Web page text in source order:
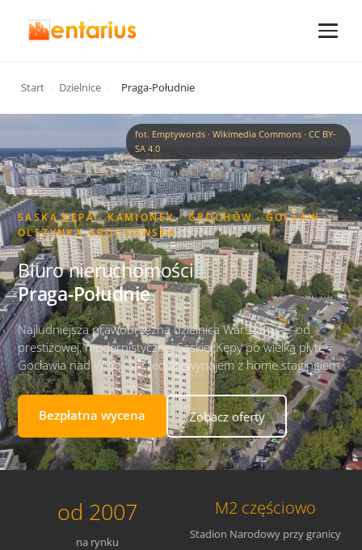
Start Dzielnice Praga-Południe
fot. Emptywords · Wikimedia Commons · CC BY-
SA 4.0
SASKA KĘPA · KAMIONEK · GROCHÓW · GOCŁAW ·
OLSZYNKA GROCHOWSKA
Biuro nieruchomości
Praga-Południe
Najludniejsza prawobrzeżna dzielnica Warszawy — od
prestiżowej, modernistycznej Saskiej Kępy po wielką płytę
Gocławia nad Wisłą. Sprzedaż i wynajem z home stagingiem.
Bezpłatna wycena Zobacz oferty
od 2007
na rynku
M2 częściowo
Stadion Narodowy przy granicy